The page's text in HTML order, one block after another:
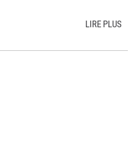
LIRE PLUS